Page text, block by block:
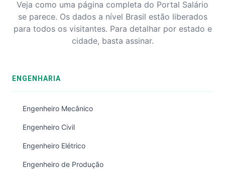
Veja como uma página completa do Portal Salário
se parece. Os dados a nível Brasil estão liberados
para todos os visitantes. Para detalhar por estado e
cidade, basta assinar.
ENGENHARIA
Engenheiro Mecânico
Engenheiro Civil
Engenheiro Elétrico
Engenheiro de Produção